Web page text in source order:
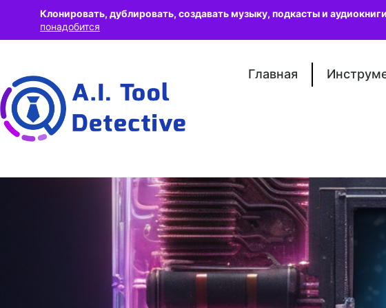
Главная
Клонировать, дублировать, создавать музыку, подкасты и аудиокниги
понадобится